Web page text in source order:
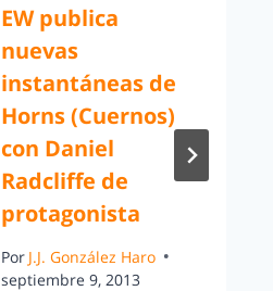
EW publica
nuevas
instantáneas de
Horns (Cuernos)
con Daniel
Radcliffe de
protagonista
Por J.J. González Haro
septiembre 9, 2013